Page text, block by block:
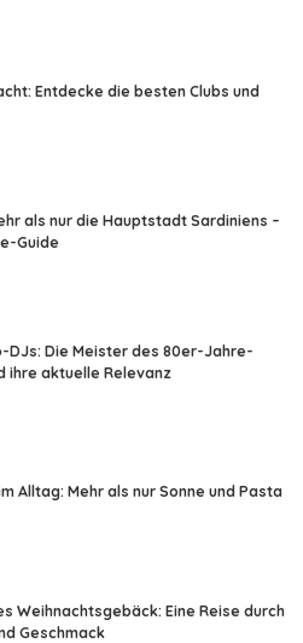
Entdecke die besten Clubs und
als nur die Hauptstadt Sardiniens –
Guide
DJs: Die Meister des 80er-Jahre-
ihre aktuelle Relevanz
Alltag: Mehr als nur Sonne und Pasta
Weihnachtsgebäck: Eine Reise durch
Geschmack